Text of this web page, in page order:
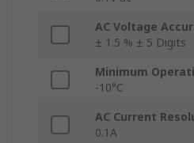
AC Voltage
± 1.5 % ± 5 Digits
Minimum
-10°C
AC Current
0.1A